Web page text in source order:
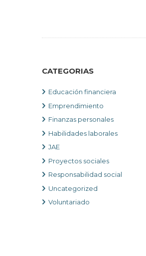
CATEGORIAS
Educación financiera
Emprendimiento
Finanzas personales
Habilidades laborales
JAE
Proyectos sociales
Responsabilidad social
Uncategorized
Voluntariado